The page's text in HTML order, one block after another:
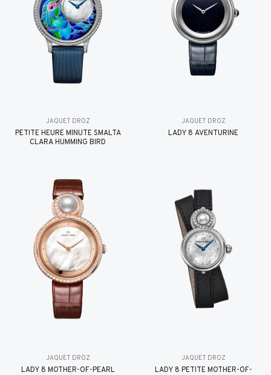
JAQUET DROZ
PETITE HEURE MINUTE SMALTA
CLARA HUMMING BIRD
JAQUET DROZ
LADY 8 AVENTURINE
JAQUET DROZ
LADY 8 MOTHER-OF-PEARL
JAQUET DROZ
LADY 8 PETITE MOTHER-OF-